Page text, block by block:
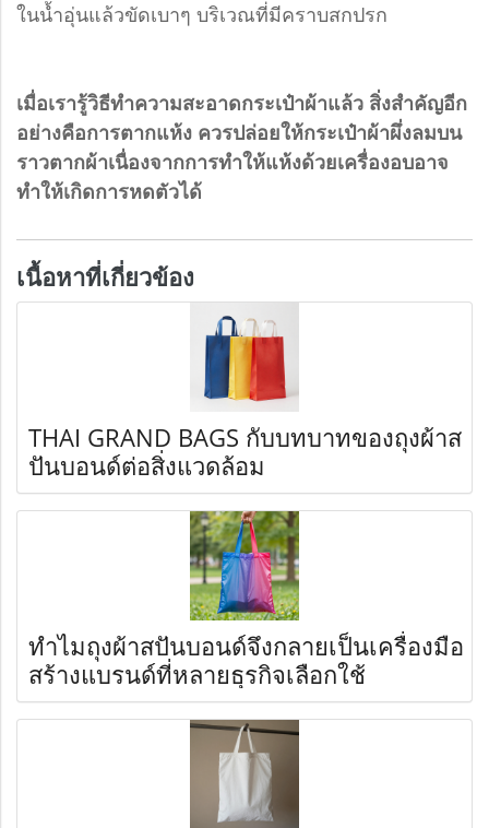
ในน้ำอุ่นแล้วขัดเบาๆ บริเวณที่มีคราบสกปรก
เมื่อเรารู้วิธีทำความสะอาดกระเป๋าผ้าแล้ว สิ่งสำคัญอีก
อย่างคือการตากแห้ง ควรปล่อยให้กระเป๋าผ้าผึ่งลมบน
ราวตากผ้าเนื่องจากการทำให้แห้งด้วยเครื่องอบอาจ
ทำให้เกิดการหดตัวได้
เนื้อหาที่เกี่ยวข้อง
THAI GRAND BAGS กับบทบาทของถุงผ้าส
ปันบอนด์ต่อสิ่งแวดล้อม
ทำไมถุงผ้าสปันบอนด์จึงกลายเป็นเครื่องมือ
สร้างแบรนด์ที่หลายธุรกิจเลือกใช้